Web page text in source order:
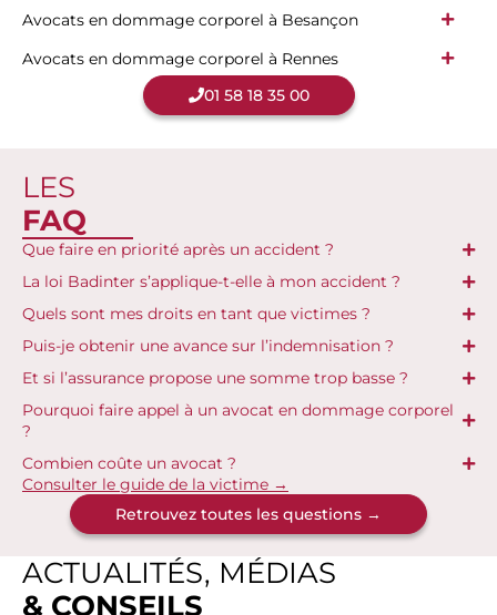
Avocats en dommage corporel à Besançon
Avocats en dommage corporel à Rennes
01 58 18 35 00
LES
FAQ
Que faire en priorité après un accident ?
La loi Badinter s’applique-t-elle à mon accident ?
Quels sont mes droits en tant que victimes ?
Puis-je obtenir une avance sur l’indemnisation ?
Et si l’assurance propose une somme trop basse ?
Pourquoi faire appel à un avocat en dommage corporel
?
Combien coûte un avocat ?
Consulter le guide de la victime →
Retrouvez toutes les questions →
ACTUALITÉS, MÉDIAS
& CONSEILS